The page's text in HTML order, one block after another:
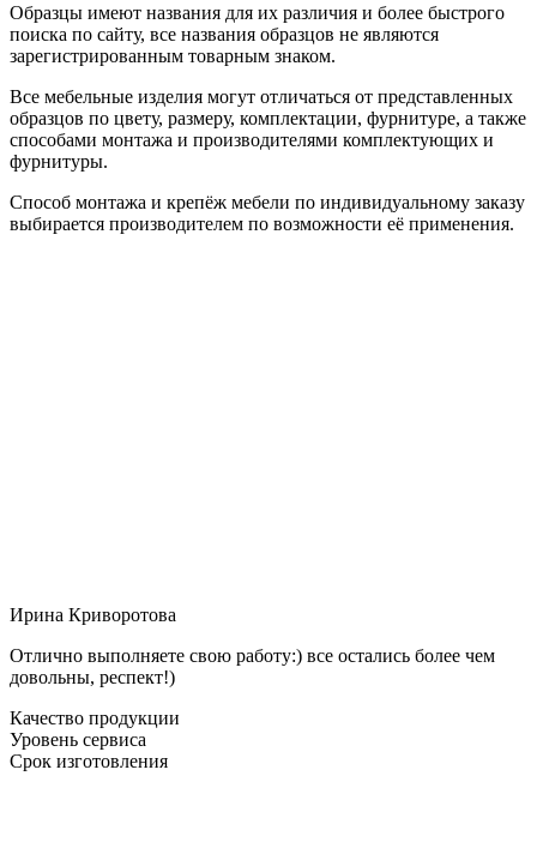
Образцы имеют названия для их различия и более быстрого
поиска по сайту, все названия образцов не являются
зарегистрированным товарным знаком.
Все мебельные изделия могут отличаться от представленных
образцов по цвету, размеру, комплектации, фурнитуре, а также
способами монтажа и производителями комплектующих и
фурнитуры.
Способ монтажа и крепёж мебели по индивидуальному заказу
выбирается производителем по возможности её применения.
Ирина Криворотова
Отлично выполняете свою работу:) все остались более чем
довольны, респект!)
Качество продукции
Уровень сервиса
Срок изготовления